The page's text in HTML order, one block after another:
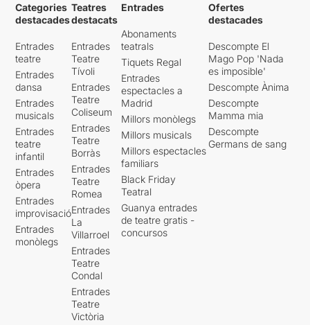
Categories
destacades
Entrades
teatre
Entrades
dansa
Entrades
musicals
Entrades
teatre
infantil
Entrades
òpera
Entrades
improvisació
Entrades
monòlegs
Teatres
destacats
Entrades
Teatre
Tívoli
Entrades
Teatre
Coliseum
Entrades
Teatre
Borràs
Entrades
Teatre
Romea
Entrades
La
Villarroel
Entrades
Teatre
Condal
Entrades
Teatre
Victòria
Entrades
Abonaments
teatrals
Tiquets Regal
Entrades
espectacles a
Madrid
Millors monòlegs
Millors musicals
Millors espectacles
familiars
Black Friday
Teatral
Guanya entrades
de teatre gratis -
concursos
Ofertes
destacades
Descompte El
Mago Pop 'Nada
es imposible'
Descompte Ànima
Descompte
Mamma mia
Descompte
Germans de sang